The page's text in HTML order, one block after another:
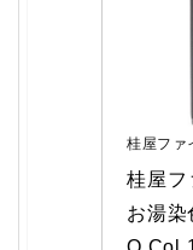
桂屋ファ
桂屋フ
お湯染